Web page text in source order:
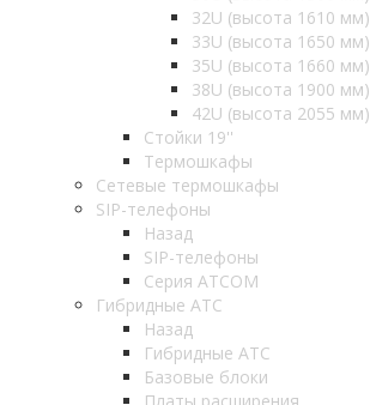
32U (высота 1610 мм)
33U (высота 1650 мм)
35U (высота 1660 мм)
38U (высота 1900 мм)
42U (высота 2055 мм)
Стойки 19''
Термошкафы
Сетевые термошкафы
SIP-телефоны
Назад
SIP-телефоны
Серия ATCOM
Гибридные АТС
Назад
Гибридные АТС
Базовые блоки
Платы расширения